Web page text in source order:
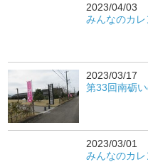
2023/04/03
みんなのカ
2023/03/17
第33回南砺
2023/03/01
みんなのカ